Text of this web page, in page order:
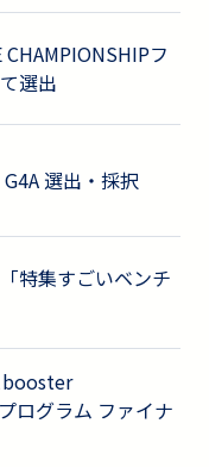
CHAMPIONSHIPフ
選出
選出・採択
特集すごいベンチ
ログラム ファイナ